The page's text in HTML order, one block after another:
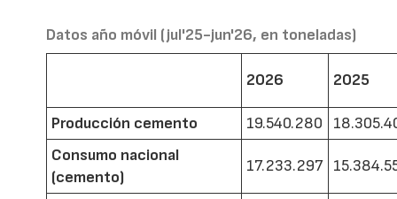
Datos año móvil (jul'25-jun'26, en toneladas)
2026 2025
Producción cemento 19.540.280
Consumo nacional
(cemento)
17.233.297